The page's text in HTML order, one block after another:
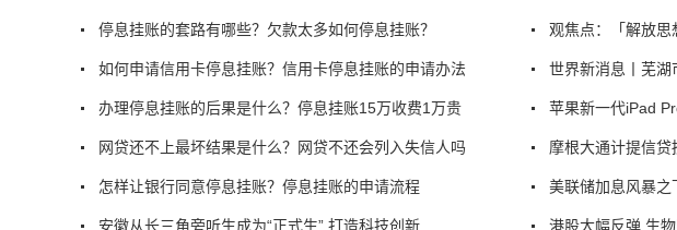
停息挂账的套路有哪些？欠款太多如何停息挂账？
如何申请信用卡停息挂账？信用卡停息挂账的申请办法
办理停息挂账的后果是什么？停息挂账15万收费1万贵
网贷还不上最坏结果是什么？网贷不还会列入失信人吗
怎样让银行同意停息挂账？停息挂账的申请流程
安徽从长三角旁听生成为“正式生” 打造科技创新
观焦点：「解放思
世界新消息丨芜湖
摩根大通计提信
美联储加息风暴之
港股大幅反弹 生